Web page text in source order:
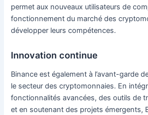
permet aux nouveaux utilisateurs de
fonctionnement du marché des
développer leurs compétences.
Innovation continue
Binance est également à l’avant-garde
le secteur des cryptomonnaies. En
fonctionnalités avancées, des outils de
et en soutenant des projets émergents,